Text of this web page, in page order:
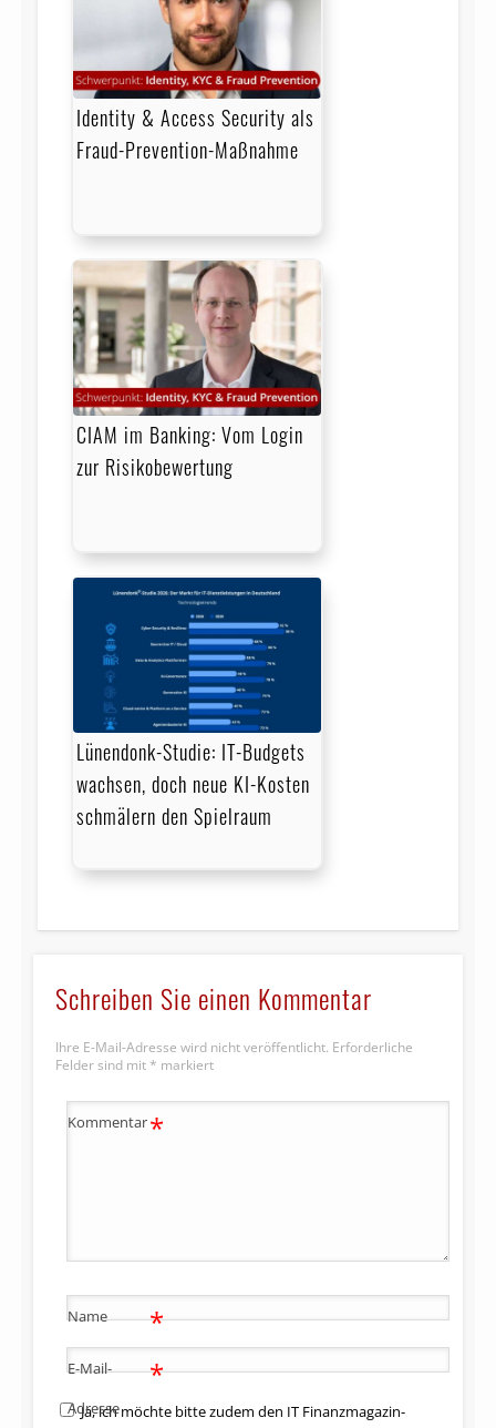
Identity & Access Security als
Fraud-Prevention-Maßnahme
CIAM im Banking: Vom Login
zur Risikobewertung
Lünendonk-Studie: IT-Budgets
wachsen, doch neue KI-Kosten
schmälern den Spielraum
Schreiben Sie einen Kommentar
Ihre E-Mail-Adresse wird nicht veröffentlicht. Erforderliche
Felder sind mit * markiert
Kommentar*
Name *
E-Mail-
Adresse
*
Ja, ich möchte bitte zudem den IT Finanzmagazin-